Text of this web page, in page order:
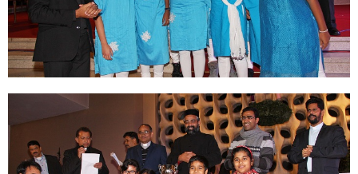
CLASSIFIEDS
OBITUARY